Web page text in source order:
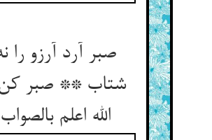
صبر آرد آرزو را
شتاب ** صبر